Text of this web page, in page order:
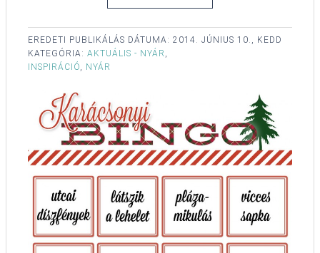
EREDETI PUBLIKÁLÁS DÁTUMA: 2014. JÚNIUS 10., KEDD
KATEGÓRIA: AKTUÁLIS - NYÁR ,
INSPIRÁCIÓ, NYÁR